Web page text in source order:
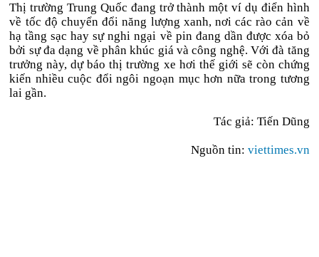
Thị trường Trung Quốc đang trở thành một ví dụ điển hình
về tốc độ chuyển đổi năng lượng xanh, nơi các rào cản về
hạ tầng sạc hay sự nghi ngại về pin đang dần được xóa bỏ
bởi sự đa dạng về phân khúc giá và công nghệ. Với đà tăng
trưởng này, dự báo thị trường xe hơi thế giới sẽ còn chứng
kiến nhiều cuộc đổi ngôi ngoạn mục hơn nữa trong tương
lai gần.
Tác giả: Tiến Dũng
Nguồn tin: viettimes.vn